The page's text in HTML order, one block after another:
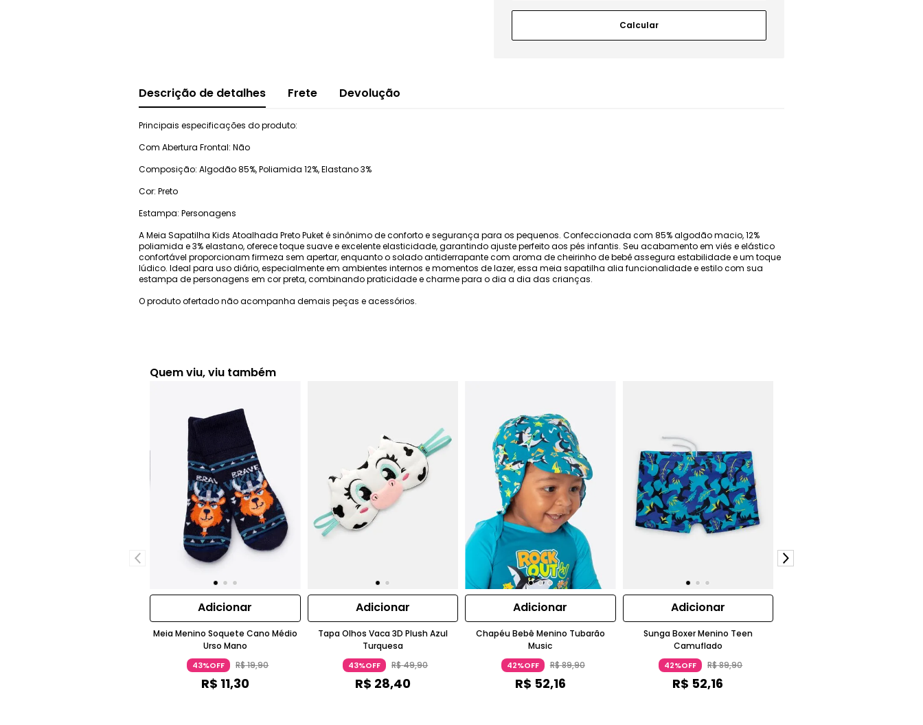
Descrição de detalhes Frete Devolução
Principais especificações do produto:
Com Abertura Frontal: Não
Composição: Algodão 85%, Poliamida 12%, Elastano 3%
Cor: Preto
Estampa: Personagens
A Meia Sapatilha Kids Atoalhada Preto Puket é sinônimo de conforto e segurança para os pequenos. Confeccionada com 85% algodão macio, 12%
poliamida e 3% elastano, oferece toque suave e excelente elasticidade, garantindo ajuste perfeito aos pés infantis. Seu acabamento em viés e elástico
confortável proporcionam firmeza sem apertar, enquanto o solado antiderrapante com aroma de cheirinho de bebê assegura estabilidade e um toque
lúdico. Ideal para uso diário, especialmente em ambientes internos e momentos de lazer, essa meia sapatilha alia funcionalidade e estilo com sua
estampa de personagens em cor preta, combinando praticidade e charme para o dia a dia das crianças.
O produto ofertado não acompanha demais peças e acessórios.
Quem viu, viu também
Adicionar
Meia Menino Soquete Cano Médio
Urso Mano
43%OFF R$19,90
R$ 11,30
Adicionar
Tapa Olhos Vaca 3D Plush Azul
Turquesa
43%OFF R$49,90
R$ 28,40
Adicionar
Chapéu Bebê Menino Tubarão
Music
42%OFF R$89,90
R$ 52,16
Adicionar
Sunga Boxer Menino Teen
Camuflado
42%OFF R$89,90
R$ 52,16